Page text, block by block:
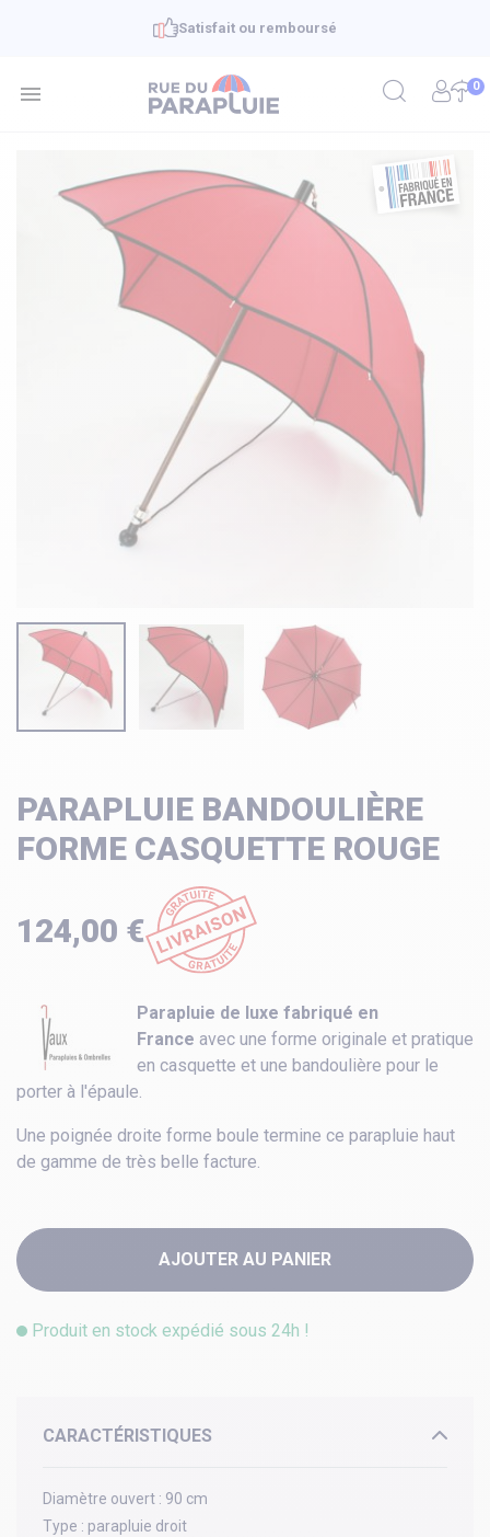
Satisfait ou remboursé
 0
PARAPLUIE BANDOULIÈRE
FORME CASQUETTE ROUGE
124,00 €
Parapluie de luxe fabriqué en
France avec une forme originale et pratique
en casquette et une bandoulière pour le
porter à l'épaule.
Une poignée droite forme boule termine ce parapluie haut
de gamme de très belle facture.
AJOUTER AU PANIER
Produit en stock expédié sous 24h !
CARACTÉRISTIQUES
Diamètre ouvert : 90 cm
Type : parapluie droit